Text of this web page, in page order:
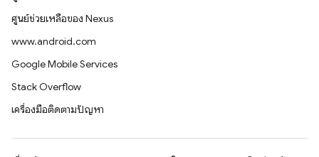
ศูนย์ช่วยเหลือของ Nexus
www.android.com
Google Mobile Services
Stack Overflow
เครื่องมือติดตามปัญหา